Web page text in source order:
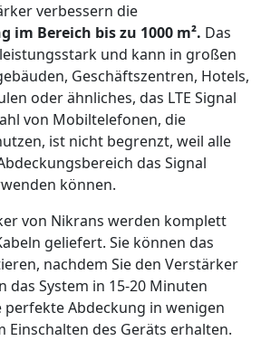
verbessern die
Bereich bis zu 1000 m². Das
und kann in großen
Geschäftszentren, Hotels,
oder ähnliches, das LTE Signal
von Mobiltelefonen, die
ist nicht begrenzt, weil alle
das Signal
können.
von Nikrans werden komplett
geliefert. Sie können das
nachdem Sie den Verstärker
das System in 15-20 Minuten
Abdeckung in wenigen
Einschalten des Geräts erhalten.